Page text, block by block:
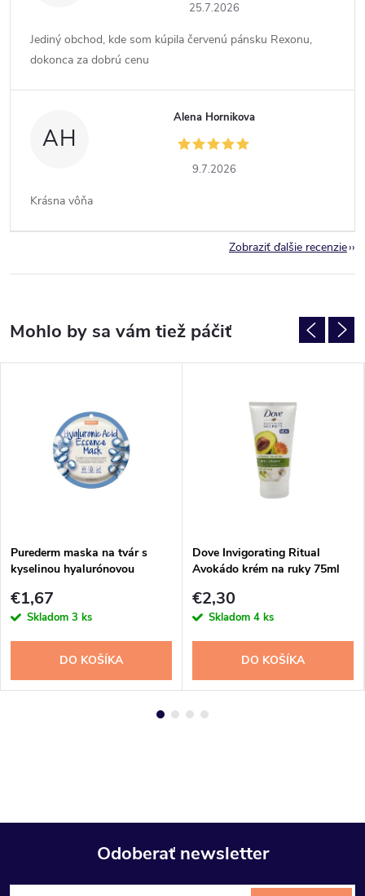
Purederm maska na tvár s
kyselinou hyalurónovou
€1,67
Skladom 3 ks
DO KOŠÍKA
Dove Invigorating Ritual
Avokádo krém na ruky 75ml
€2,30
Skladom 4 ks
DO KOŠÍKA
25.7.2026
Jediný obchod, kde som kúpila červenú pánsku Rexonu,
dokonca za dobrú cenu
AH
Alena Hornikova
9.7.2026
Krásna vôňa
Zobraziť ďalšie recenzie
Odoberať newsletter